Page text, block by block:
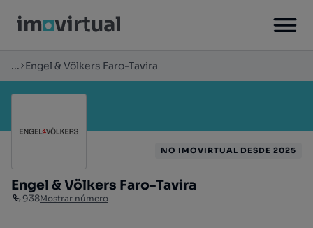
... Engel & Völkers Faro-Tavira
Engel & Völkers Faro-Tavira
938Mostrar número
NO IMOVIRTUAL DESDE 2025